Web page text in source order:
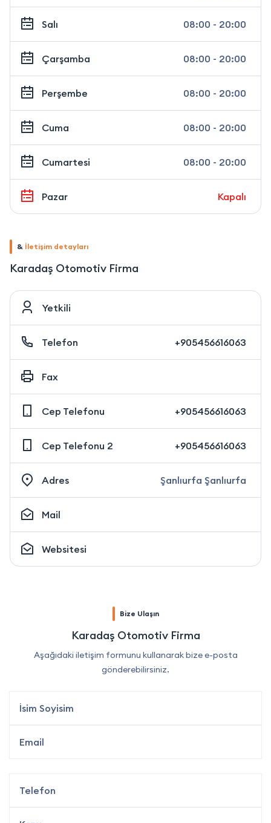
Salı 08:00 - 20:00
Çarşamba 08:00 - 20:00
Perşembe 08:00 - 20:00
Cuma 08:00 - 20:00
Cumartesi 08:00 - 20:00
Pazar Kapalı
& İletişim detayları
Karadaş Otomotiv Firma
Yetkili
Telefon +905456616063
Fax
Cep Telefonu +905456616063
Cep Telefonu 2 +905456616063
Adres Şanlıurfa Şanlıurfa
Mail
Websitesi
Bize Ulaşın
Karadaş Otomotiv Firma
Aşağıdaki iletişim formunu kullanarak bize e-posta
gönderebilirsiniz.